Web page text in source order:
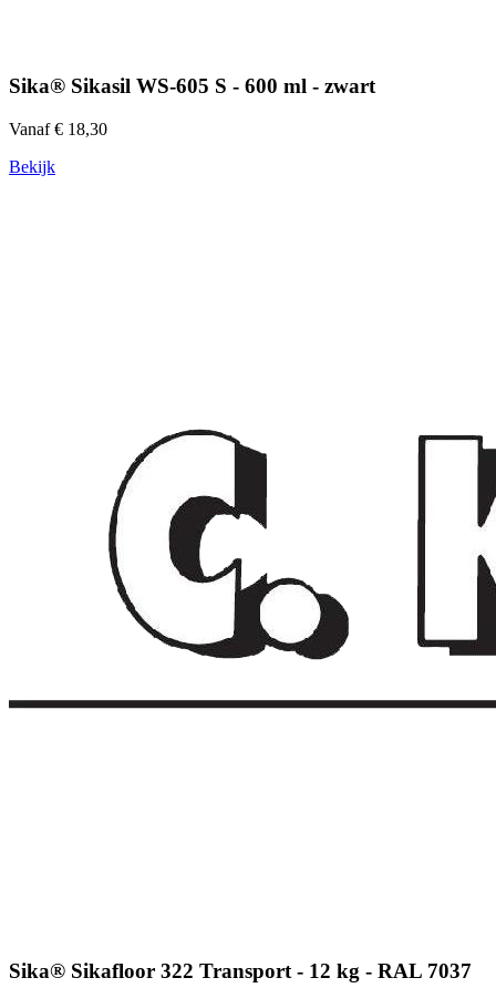
Sika® Sikasil WS-605 S - 600 ml - zwart
Vanaf € 18,30
Bekijk
Sika® Sikafloor 322 Transport - 12 kg - RAL 7037